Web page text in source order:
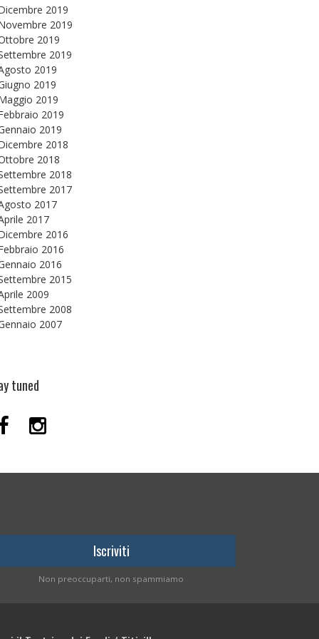
2019
2019
2019
2019
2019
2019
2019
2019
2019
2018
2018
2018
2017
2017
2017
2016
2016
2016
2015
2009
2008
2007
tuned
Non preoccuparti, non spammiamo